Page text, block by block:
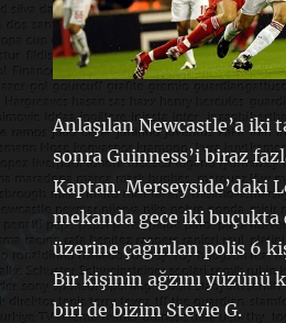
Anlaşılan Newcastle’a iki
sonra Guinness’i biraz
Kaptan. Merseyside’daki
mekanda gece iki buçukta
üzerine çağırılan polis 6
Bir kişinin ağzını yüzünü
biri de bizim Stevie G.